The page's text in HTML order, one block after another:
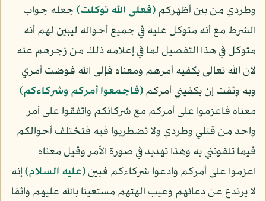
وطردي من بين أظهركم﴿فعلى الله توكلت﴾جعله جواب
الشرط مع أنه متوكل عليه في جميع أحواله ليبين لهم أنه
متوكل في هذا التفصيل لما في إعلامه ذلك من زجرهم عنه
لأن الله تعالى يكفيه أمرهم ومعناه فإلى الله فوضت أمري
وبه وثقت إن يكفيني أمركم﴿فاجمعوا أمركم وشركاءكم﴾
معناه فاعزموا على أمركم مع شركائكم واتفقوا على أمر
واحد من قتلي وطردي ولا تضطربوا فيه فتختلف أحوالكم
فيما تلقونني به وهذا تهديد في صورة الأمر وقيل معناه
اعزموا على أمركم وادعوا شركاءكم فبين(عليه السلام)إنه
لا يرتدع عن دعائهم وعيب آلهتهم مستعينا بالله عليهم واثقا